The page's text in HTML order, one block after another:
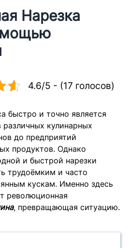
Нарезка
4.6/5 - (17 голосов)
быстро и точно является
кулинарных
до предприятий
продуктов. Однако
и быстрой нарезки
трудоёмким и часто
кускам. Именно здесь
революционная
, превращающая ситуацию.